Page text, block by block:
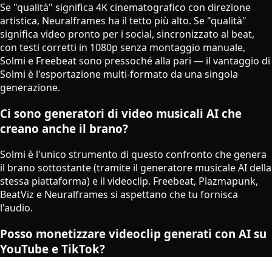
Se "qualità" significa 4K cinematografico con direzione
artistica, Neuralframes ha il tetto più alto. Se "qualità"
significa video pronto per i social, sincronizzato al beat,
con testi corretti in 1080p senza montaggio manuale,
Solmi e Freebeat sono pressoché alla pari — il vantaggio di
Solmi è l'esportazione multi-formato da una singola
generazione.
Ci sono generatori di video musicali AI che
creano anche il brano?
Solmi è l'unico strumento di questo confronto che genera
il brano sottostante (tramite il generatore musicale AI della
stessa piattaforma) e il videoclip. Freebeat, Plazmapunk,
BeatViz e Neuralframes si aspettano che tu fornisca
l'audio.
Posso monetizzare videoclip generati con AI su
YouTube e TikTok?